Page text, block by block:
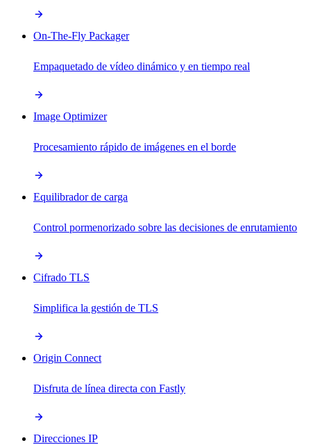
On-The-Fly Packager
Empaquetado de vídeo dinámico y en tiempo real
Image Optimizer
Procesamiento rápido de imágenes en el borde
Equilibrador de carga
Control pormenorizado sobre las decisiones de enrutamiento
Cifrado TLS
Simplifica la gestión de TLS
Origin Connect
Disfruta de línea directa con Fastly
Direcciones IP